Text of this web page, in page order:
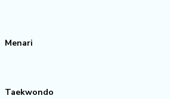
Menari
Taekwondo